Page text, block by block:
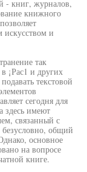
- книг, журналов,
книжного
и
так
¡Рас1 и других
текстовой
сегодня для
здесь имеют
связанный с
общий
основное
на вопросе
книге.